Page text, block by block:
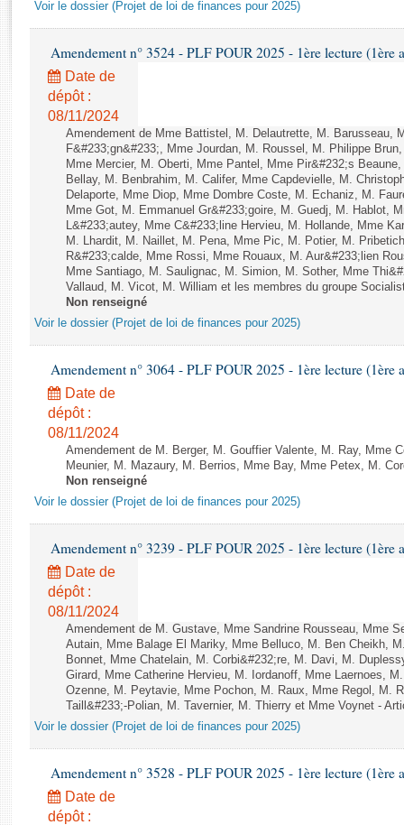
Rapports sur l'application des lois
Baromètre de l’application des lois
Dossiers législatifs
Budget et sécurité sociale
Questions écrites et orales
Comptes rendus des débats
Voir le dossier (Projet de loi de finances pour 2025)
Amendement n° 3524 - PLF POUR 2025 - 1ère lecture (1ère
Date de
dépôt :
08/11/2024
Amendement de Mme Battistel, M. Delautrette, M. Barusseau,
F&#233;gn&#233;, Mme Jourdan, M. Roussel, M. Philippe
Mme Mercier, M. Oberti, Mme Pantel, Mme Pir&#232;s
Bellay, M. Benbrahim, M. Califer, Mme Capdevielle, M.
Delaporte, Mme Diop, Mme Dombre Coste, M. Echaniz, M.
Mme Got, M. Emmanuel Gr&#233;goire, M. Guedj, M. Hablot,
L&#233;autey, Mme C&#233;line Hervieu, M. Hollande, Mme
M. Lhardit, M. Naillet, M. Pena, Mme Pic, M. Potier, M.
R&#233;calde, Mme Rossi, Mme Rouaux, M. Aur&#233;lien
Mme Santiago, M. Saulignac, M. Simion, M. Sother, Mme
Vallaud, M. Vicot, M. William et les membres du groupe
Non renseigné
Voir le dossier (Projet de loi de finances pour 2025)
Amendement n° 3064 - PLF POUR 2025 - 1ère lecture (1ère
Date de
dépôt :
08/11/2024
Amendement de M. Berger, M. Gouffier Valente, M. Ray, Mme
Meunier, M. Mazaury, M. Berrios, Mme Bay, Mme Petex, M.
Non renseigné
Voir le dossier (Projet de loi de finances pour 2025)
Amendement n° 3239 - PLF POUR 2025 - 1ère lecture (1ère
Date de
dépôt :
08/11/2024
Amendement de M. Gustave, Mme Sandrine Rousseau, Mme
Autain, Mme Balage El Mariky, Mme Belluco, M. Ben Cheikh,
Bonnet, Mme Chatelain, M. Corbi&#232;re, M. Davi, M.
Girard, Mme Catherine Hervieu, M. Iordanoff, Mme Laernoes,
Ozenne, M. Peytavie, Mme Pochon, M. Raux, Mme Regol, M.
Taill&#233;-Polian, M. Tavernier, M. Thierry et Mme Voynet -
Voir le dossier (Projet de loi de finances pour 2025)
Amendement n° 3528 - PLF POUR 2025 - 1ère lecture (1ère
Date de
dépôt :